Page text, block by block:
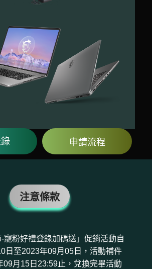
申請流程
注意條款
-寵粉好禮登錄加碼送」促銷活動自
日至2023年09月05日，活動補件
09月15日23:59止，兌換完畢活動